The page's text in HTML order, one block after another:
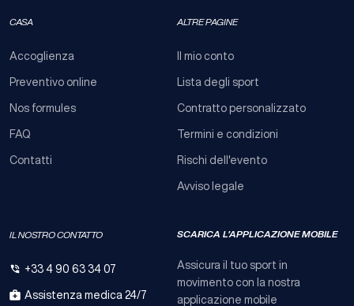
CASA
Accoglienza
Preventivo online
Nos formules
FAQ
Contatti
ALTRE PAGINE
Il mio conto
Lista degli sport
Contratto personalizzato
Termini e condizioni
Rischi dell'evento
Avviso legale
IL NOSTRO CONTATTO
+33 4 90 63 34 07
Assistenza medica 24/7
SCARICA L'APPLICAZIONE MOBILE
Assicura il tuo sport in
movimento con la nostra
applicazione mobile​